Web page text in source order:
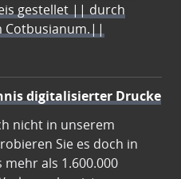
gestellet || durch
Cotbusianum.||
digitalisierter Drucke
nicht in unserem
Sie es doch in
als 1.600.000